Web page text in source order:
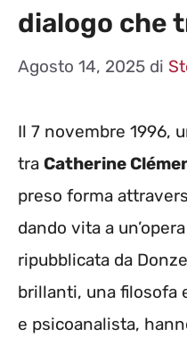
dialogo che
Agosto 14, 2025 di
Il 7 novembre 1996,
tra Catherine
preso forma
dando vita a
ripubblicata da
brillanti, una filosofa
e psicoanalista,